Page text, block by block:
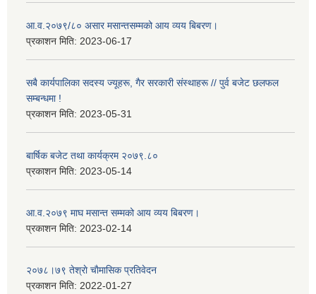
आ.व.२०७९/८० असार मसान्तसम्मको आय व्यय बिबरण।
प्रकाशन मिति: 2023-06-17
सबै कार्यपालिका सदस्य ज्यूहरू, गैर सरकारी संस्थाहरू // पुर्व बजेट छलफल
सम्बन्धमा !
प्रकाशन मिति: 2023-05-31
बार्षिक बजेट तथा कार्यक्रम २०७९.८०
प्रकाशन मिति: 2023-05-14
आ.व.२०७९ माघ मसान्त सम्मको आय व्यय बिबरण।
प्रकाशन मिति: 2023-02-14
२०७८।७९ तेश्राे चाैमासिक प्रतिवेदन
प्रकाशन मिति: 2022-01-27